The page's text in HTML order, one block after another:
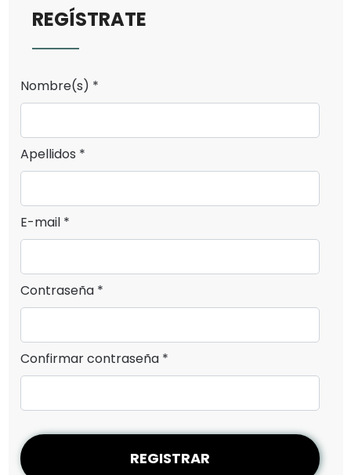
REGÍSTRATE
Nombre(s) *
Apellidos *
E-mail *
Contraseña *
Confirmar contraseña *
REGISTRAR